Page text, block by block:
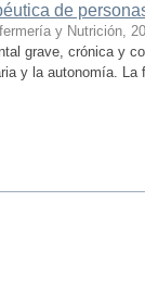
de
y Nutrición,
grave, crónica y
y la autonomía. La